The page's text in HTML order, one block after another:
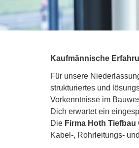
Kaufmännische
Für unsere
strukturiertes und
Vorkenntnisse im
Dich erwartet ein
Die Firma Hoth Tiefbau
Kabel-, Rohrleitungs-